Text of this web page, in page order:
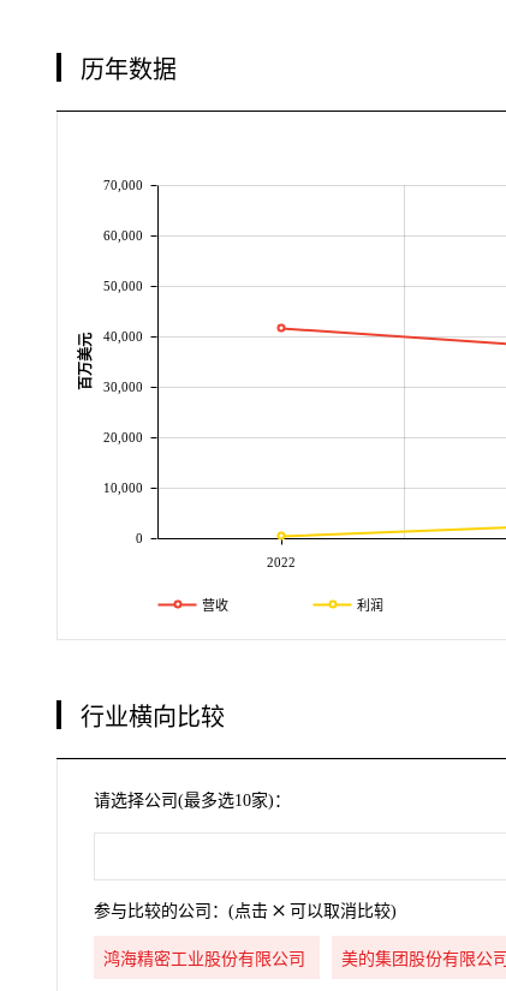
历年数据
2022
0
10,000
20,000
30,000
40,000
50,000
60,000
70,000
百万美元
营收 利润
行业横向比较
请选择公司(最多选10家)：
参与比较的公司：(点击 可以取消比较)
鸿海精密工业股份有限公司 美的集团股份有限公司